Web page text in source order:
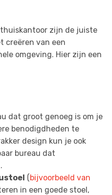
zijn de juiste
creëren van een
omgeving. Hier zijn een
dat groot genoeg is om je
benodigdheden te
design kun je ook
bureau dat
(bijvoorbeeld van
in een goede stoel,